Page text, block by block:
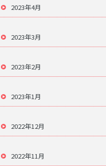
2023年4月
2023年3月
2023年2月
2023年1月
2022年12月
2022年11月